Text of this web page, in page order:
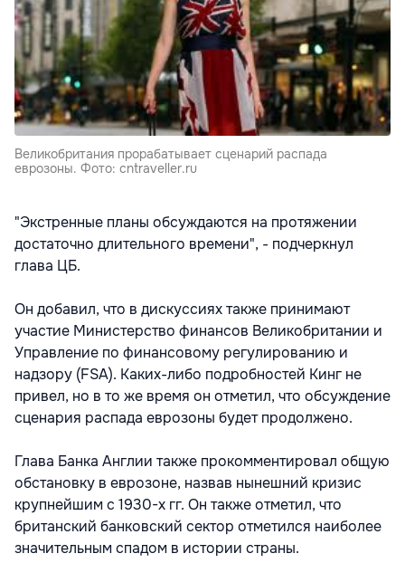
Великобритания прорабатывает сценарий распада
еврозоны. Фото: cntraveller.ru
"Экстренные планы обсуждаются на протяжении
достаточно длительного времени", - подчеркнул
глава ЦБ.
Он добавил, что в дискуссиях также принимают
участие Министерство финансов Великобритании и
Управление по финансовому регулированию и
надзору (FSA). Каких-либо подробностей Кинг не
привел, но в то же время он отметил, что обсуждение
сценария распада еврозоны будет продолжено.
Глава Банка Англии также прокомментировал общую
обстановку в еврозоне, назвав нынешний кризис
крупнейшим с 1930-х гг. Он также отметил, что
британский банковский сектор отметился наиболее
значительным спадом в истории страны.